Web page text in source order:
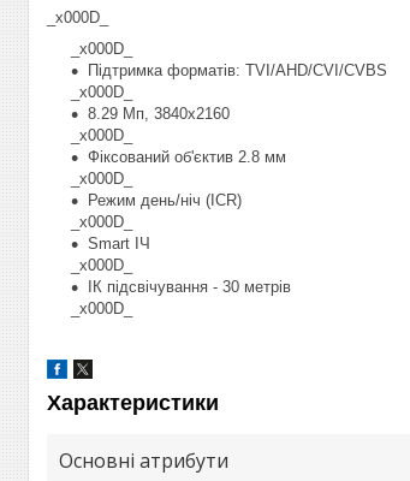
_x000D_
_x000D_
Підтримка форматів: TVI/AHD/CVI/CVBS
_x000D_
8.29 Мп, 3840х2160
_x000D_
Фіксований об'єктив 2.8 мм
_x000D_
Режим день/ніч (ICR)
_x000D_
Smart ІЧ
_x000D_
ІК підсвічування - 30 метрів
_x000D_
Характеристики
Основні атрибути